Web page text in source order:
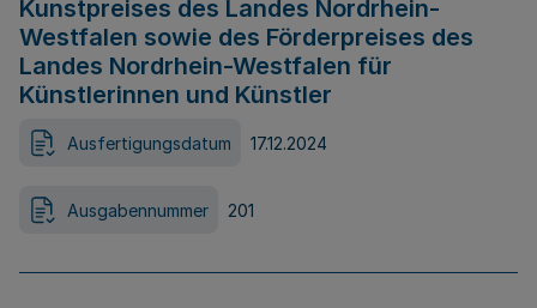
Kunstpreises des Landes Nordrhein-
Westfalen sowie des Förderpreises des
Landes Nordrhein-Westfalen für
Künstlerinnen und Künstler
Ausfertigungsdatum 17.12.2024
Ausgabennummer 201